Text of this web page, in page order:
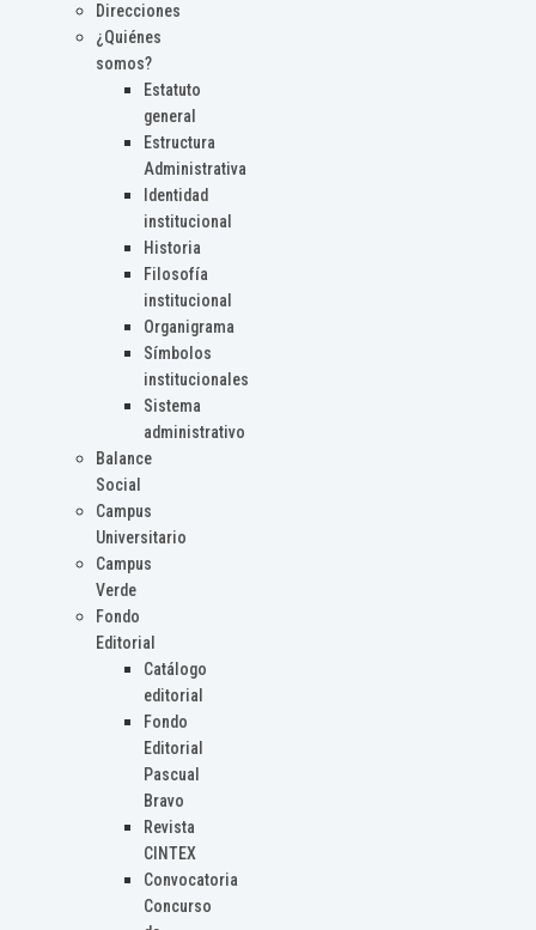
Direcciones
¿Quiénes
somos?
Estatuto
general
Estructura
Administrativa
Identidad
institucional
Historia
Filosofía
institucional
Organigrama
Símbolos
institucionales
Sistema
administrativo
Balance
Social
Campus
Universitario
Campus
Verde
Fondo
Editorial
Catálogo
editorial
Fondo
Editorial
Pascual
Bravo
Revista
CINTEX
Convocatoria
Concurso